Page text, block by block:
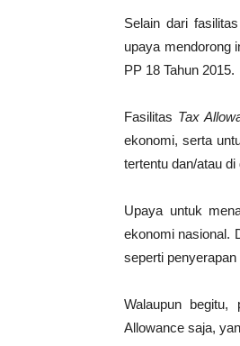
Selain dari
upaya mendorong
PP 18 Tahun 2015.
Fasilitas Tax
ekonomi, serta
tertentu dan/atau
Upaya untuk
ekonomi nasional.
seperti
Walaupun
Allowance saja,